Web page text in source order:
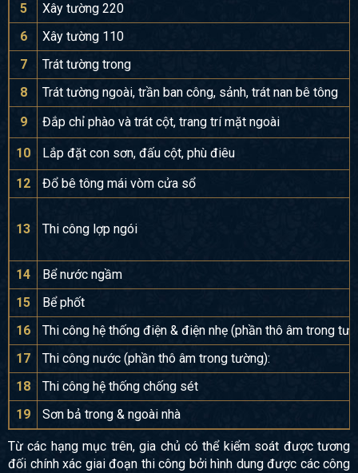
5
Xây tường 220
6
Xây tường 110
7
Trát tường trong
8
Trát tường ngoài, trần ban công, sảnh, trát nan bê tông
9
Đắp chỉ phào và trát cột, trang trí mặt ngoài
10
Lắp đặt con sơn, đấu cột, phù điêu
12
Đổ bê tông mái vòm cửa sổ
13 Thi công lợp ngói
14
Bể nước ngầm
15
Bể phốt
16
Thi công hệ thống điện & điện nhẹ (phần thô âm trong
17
Thi công nước (phần thô âm trong tường):
18
Thi công hệ thống chống sét
19
Sơn bả trong & ngoài nhà
Từ các hạng mục trên, gia chủ có thể kiểm soát được tương
đối chính xác giai đoạn thi công bởi hình dung được các công